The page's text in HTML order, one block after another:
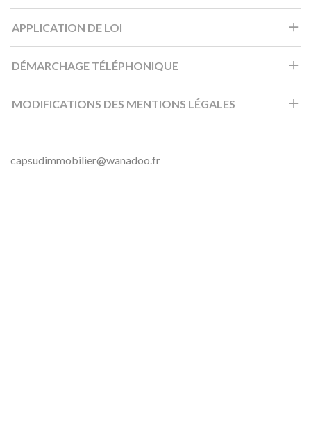
APPLICATION DE LOI
DÉMARCHAGE TÉLÉPHONIQUE
MODIFICATIONS DES MENTIONS LÉGALES
capsudimmobilier@wanadoo.fr